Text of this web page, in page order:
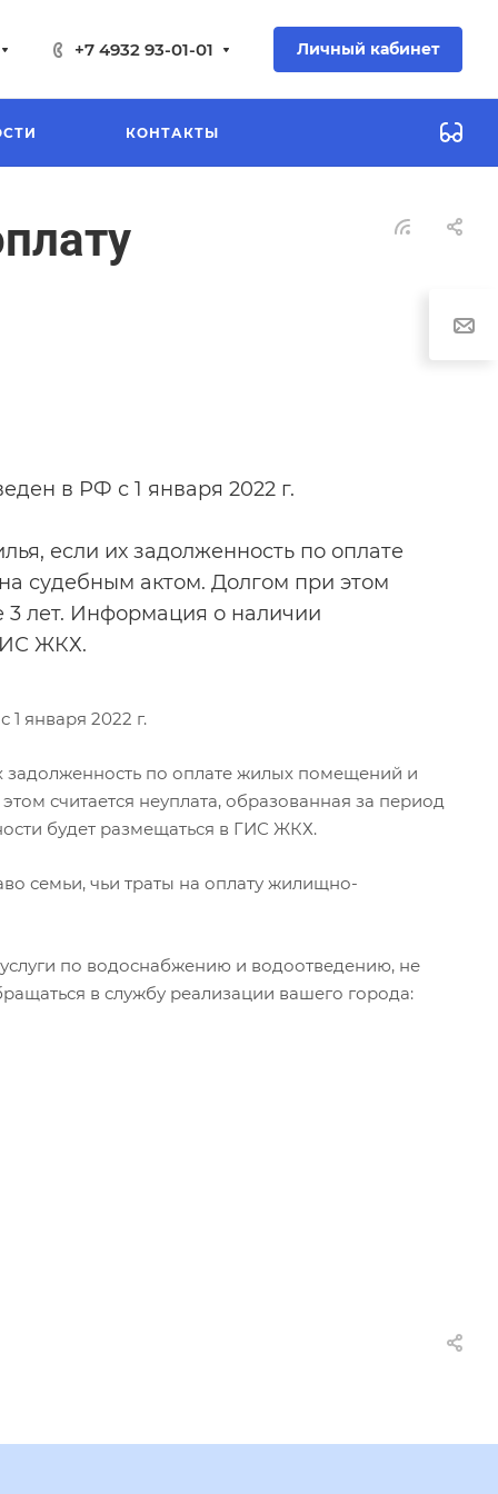
+7 4932 93-01-01 Личный кабинет
КОНТАКТЫ
в РФ с 1 января 2022 г.
если их задолженность по оплате
судебным актом. Долгом при этом
3 лет. Информация о наличии
ЖКХ.
января 2022 г.
задолженность по оплате жилых помещений и
считается неуплата, образованная за период
будет размещаться в ГИС ЖКХ.
семьи, чьи траты на оплату жилищно-
по водоснабжению и водоотведению, не
в службу реализации вашего города: